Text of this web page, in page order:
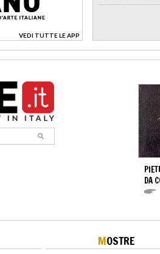
VEDI TUTTE LE APP
>
DA
MOSTRE